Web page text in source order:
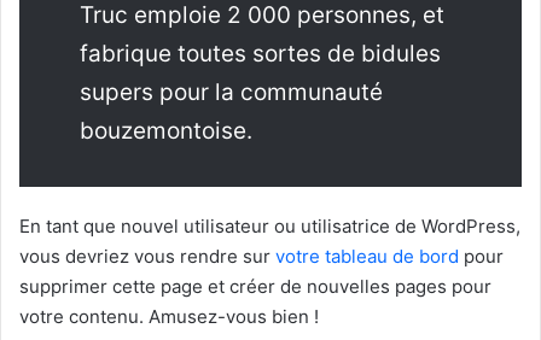
Truc emploie 2 000 personnes, et
fabrique toutes sortes de bidules
supers pour la communauté
bouzemontoise.
En tant que nouvel utilisateur ou utilisatrice de WordPress,
vous devriez vous rendre sur votre tableau de bord pour
supprimer cette page et créer de nouvelles pages pour
votre contenu. Amusez-vous bien !